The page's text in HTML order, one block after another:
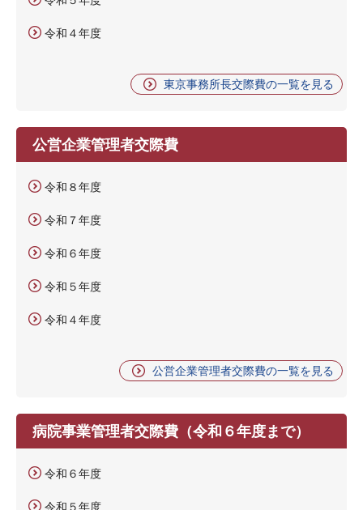
令和４年度
東京事務所長交際費の一覧を見る
公営企業管理者交際費
令和８年度
令和７年度
令和６年度
令和５年度
令和４年度
公営企業管理者交際費の一覧を見る
病院事業管理者交際費（令和６年度まで）
令和６年度
令和５年度